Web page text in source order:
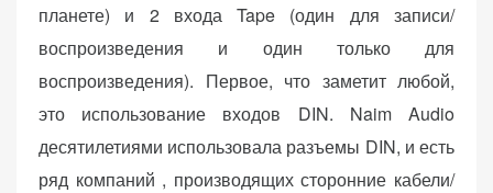
планете) и 2 входа Tape (один для записи/
воспроизведения и один только для
воспроизведения). Первое, что заметит любой,
это использование входов DIN. Naim Audio
десятилетиями использовала разъемы DIN, и есть
ряд компаний , производящих сторонние кабели/